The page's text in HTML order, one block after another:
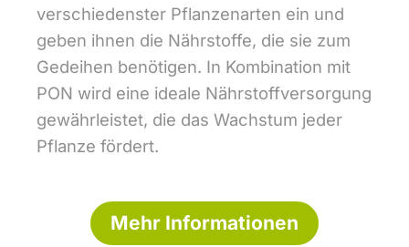
verschiedenster Pflanzenarten ein und
geben ihnen die Nährstoffe, die sie zum
Gedeihen benötigen. In Kombination mit
PON wird eine ideale Nährstoffversorgung
gewährleistet, die das Wachstum jeder
Pflanze fördert.
Mehr Informationen